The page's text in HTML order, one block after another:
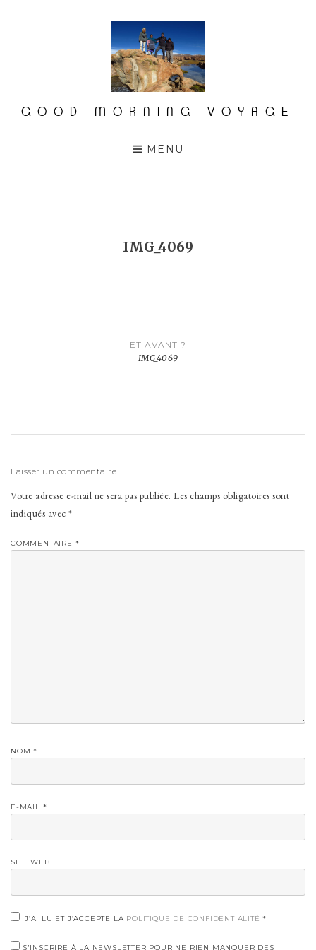
GOOD MORNING VOYAGE
MENU
IMG_4069
ET AVANT ?
IMG_4069
Laisser un commentaire
Votre adresse e-mail ne sera pas publiée. Les champs obligatoires sont
indiqués avec *
COMMENTAIRE *
NOM *
E-MAIL *
SITE WEB
J’AI LU ET J’ACCEPTE LA POLITIQUE DE CONFIDENTIALITÉ *
S'INSCRIRE À LA NEWSLETTER POUR NE RIEN MANQUER DES